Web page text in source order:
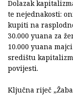
Dolazak
te nejednakosti:
kupiti na
30.000 yuana za
10.000 yuana
središtu
povijesti.
Ključna riječ